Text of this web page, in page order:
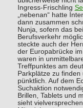
Ingress-Frischling
„nebenan“ hatte
dann zusammen
Nunja, sofern das
Berufsverkehr
steckte auch der
der Europabrücke
waren in
Treffpunktes am
Parkplätze zu
pünktlich. Auf dem
Suchaktion
Brillen, Tablets und
sieht